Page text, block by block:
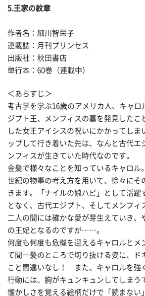
5.王家の紋章
作者名：細川智栄子
連載誌：月刊プリンセス
出版社：秋田書店
単行本：60巻（連載中）
＜あらすじ＞
考古学を学ぶ16歳のアメリカ人、キャロ
ジプト王、メンフィスの墓を発見したこ
した女王アイシスの呪いにかかってしま
ップして行き着いた先は、なんと古代
ンフィスが生きていた時代なのです。
金髪で様々なことを知っているキャロル
世紀の物事の考え方を用いて、徐々にそ
きます。「ナイルの娘ハピ」として活躍
となく、古代エジプト、そしてメンフィ
二人の間には確かな愛が芽生えていき、
の王妃となるのですが……。
何度も何度も危機を迎えるキャロルとメ
て間一髪のところで切り抜ける姿に、ド
こと間違いなし！ また、キャロルを強
行動には、胸がキュンキュンしてしまう
懐かしさを覚える絵柄だけで「読まない